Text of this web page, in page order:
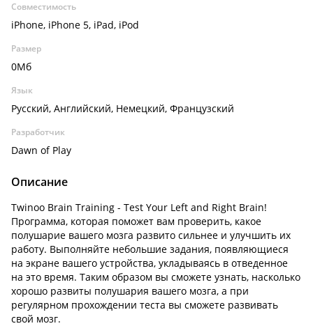
Совместимость
iPhone, iPhone 5, iPad, iPod
Размер
0Мб
Язык
Русский, Английский, Немецкий, Французский
Разработчик
Dawn of Play
Описание
Twinoo Brain Training - Test Your Left and Right Brain!
Программа, которая поможет вам проверить, какое
полушарие вашего мозга развито сильнее и улучшить их
работу. Выполняйте небольшие задания, появляющиеся
на экране вашего устройства, укладываясь в отведенное
на это время. Таким образом вы сможете узнать, насколько
хорошо развиты полушария вашего мозга, а при
регулярном прохождении теста вы сможете развивать
свой мозг.